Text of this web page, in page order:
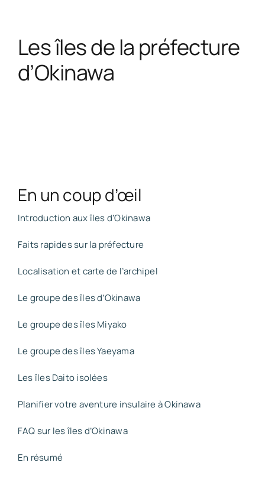
Les îles de la préfecture
d’Okinawa
En un coup d’œil
Introduction aux îles d’Okinawa
Faits rapides sur la préfecture
Localisation et carte de l’archipel
Le groupe des îles d’Okinawa
Le groupe des îles Miyako
Le groupe des îles Yaeyama
Les îles Daito isolées
Planifier votre aventure insulaire à Okinawa
FAQ sur les îles d’Okinawa
En résumé